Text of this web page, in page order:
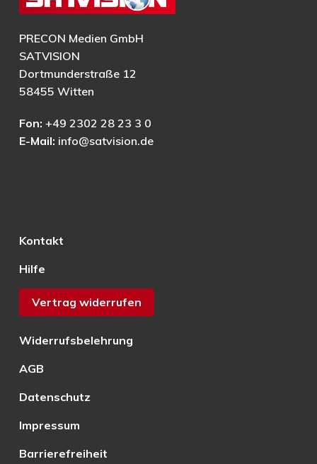
PRECON Medien GmbH
SATVISION
Dortmunderstraße 12
58455 Witten
Fon: +49 2302 28 23 3 0
E-Mail: info@satvision.de
Kontakt
Hilfe
Vertrag widerrufen
Widerrufsbelehrung
AGB
Datenschutz
Impressum
Barrierefreiheit